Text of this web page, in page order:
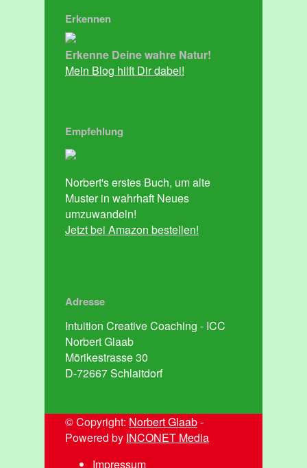
Erkennen
Erkenne Deine wahre Natur!
Mein Blog hilft Dir dabei!
Empfehlung
Norbert's erstes Buch, um alte
Muster in wahrhaft Neues
umzuwandeln!
Jetzt bei Amazon bestellen!
Adresse
Intuition Creative Coaching - ICC
Norbert Glaab
Mörikestrasse 30
D-72667 Schlaitdorf
© Copyright: Norbert Glaab-
Powered by INCONET Media
Impressum